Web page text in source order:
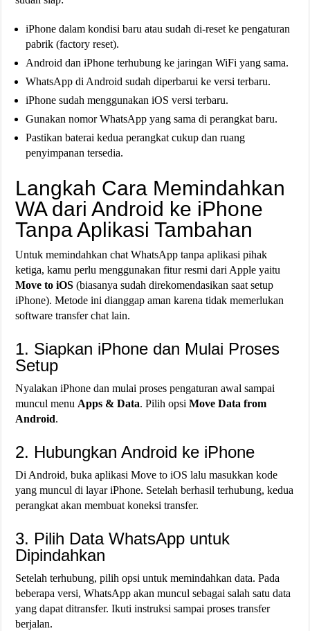
iPhone dalam kondisi baru atau sudah di-reset ke pengaturan
pabrik (factory reset).
Android dan iPhone terhubung ke jaringan WiFi yang sama.
WhatsApp di Android sudah diperbarui ke versi terbaru.
iPhone sudah menggunakan iOS versi terbaru.
Gunakan nomor WhatsApp yang sama di perangkat baru.
Pastikan baterai kedua perangkat cukup dan ruang
penyimpanan tersedia.
Langkah Cara Memindahkan
WA dari Android ke iPhone
Tanpa Aplikasi Tambahan
Untuk memindahkan chat WhatsApp tanpa aplikasi pihak
ketiga, kamu perlu menggunakan fitur resmi dari Apple yaitu
Move to iOS (biasanya sudah direkomendasikan saat setup
iPhone). Metode ini dianggap aman karena tidak memerlukan
software transfer chat lain.
1. Siapkan iPhone dan Mulai Proses
Setup
Nyalakan iPhone dan mulai proses pengaturan awal sampai
muncul menu Apps & Data. Pilih opsiMove Data from
Android.
2. Hubungkan Android ke iPhone
Di Android, buka aplikasi Move to iOS lalu masukkan kode
yang muncul di layar iPhone. Setelah berhasil terhubung, kedua
perangkat akan membuat koneksi transfer.
3. Pilih Data WhatsApp untuk
Dipindahkan
Setelah terhubung, pilih opsi untuk memindahkan data. Pada
beberapa versi, WhatsApp akan muncul sebagai salah satu data
yang dapat ditransfer. Ikuti instruksi sampai proses transfer
berjalan.